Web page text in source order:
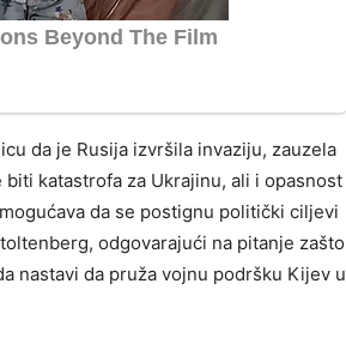
da je Rusija izvršila invaziju, zauzela
katastrofa za Ukrajinu, ali i opasnost
da se postignu politički ciljevi
odgovarajući na pitanje zašto
nastavi da pruža vojnu podršku Kijev u